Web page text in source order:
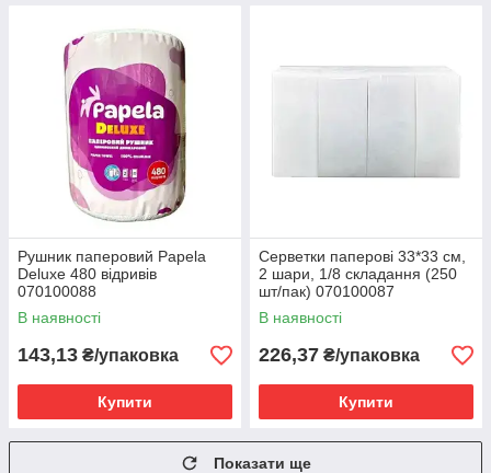
Рушник паперовий Papela
Deluxe 480 відривів
070100088
В наявності
143,13 ₴/упаковка
Купити
Серветки паперові 33*33 см,
2 шари, 1/8 складання (250
шт/пак) 070100087
В наявності
226,37 ₴/упаковка
Купити
Показати ще